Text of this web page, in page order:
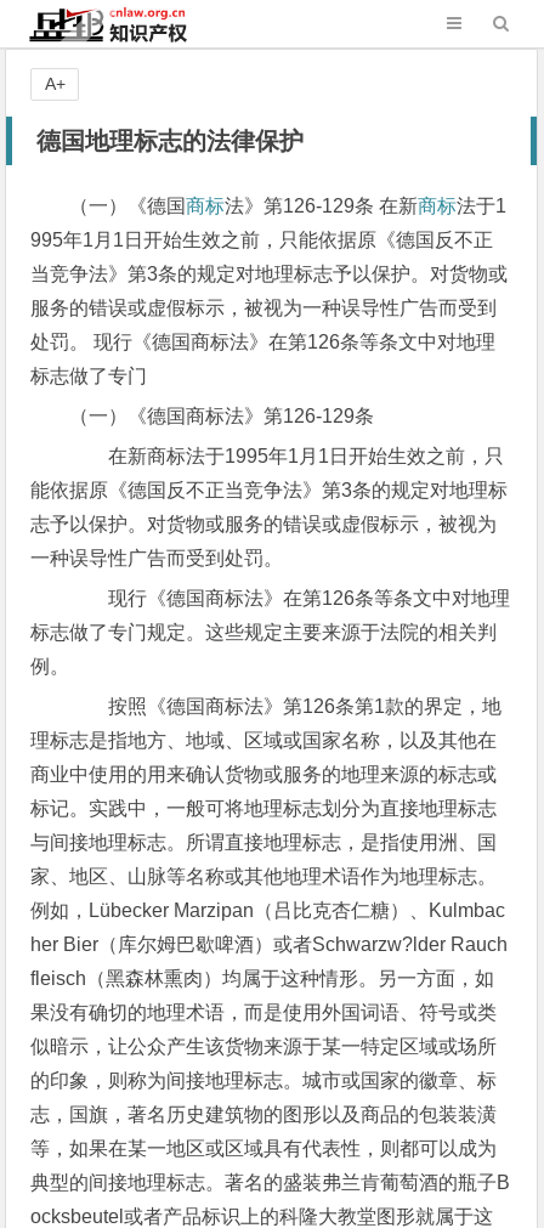
德国地理标志的法律保护
（一）《德国商标法》第126-129条 在新商标法于1
995年1月1日开始生效之前，只能依据原《德国反不正
当竞争法》第3条的规定对地理标志予以保护。对货物或
服务的错误或虚假标示，被视为一种误导性广告而受到
处罚。 现行《德国商标法》在第126条等条文中对地理
标志做了专门
（一）《德国商标法》第126-129条
在新商标法于1995年1月1日开始生效之前，只
能依据原《德国反不正当竞争法》第3条的规定对地理标
志予以保护。对货物或服务的错误或虚假标示，被视为
一种误导性广告而受到处罚。
现行《德国商标法》在第126条等条文中对地理
标志做了专门规定。这些规定主要来源于法院的相关判
例。
按照《德国商标法》第126条第1款的界定，地
理标志是指地方、地域、区域或国家名称，以及其他在
商业中使用的用来确认货物或服务的地理来源的标志或
标记。实践中，一般可将地理标志划分为直接地理标志
与间接地理标志。所谓直接地理标志，是指使用洲、国
家、地区、山脉等名称或其他地理术语作为地理标志。
例如，Lübecker Marzipan（吕比克杏仁糖）、Kulmbac
her Bier（库尔姆巴歇啤酒）或者Schwarzw?lder Rauch
fleisch（黑森林熏肉）均属于这种情形。另一方面，如
果没有确切的地理术语，而是使用外国词语、符号或类
似暗示，让公众产生该货物来源于某一特定区域或场所
的印象，则称为间接地理标志。城市或国家的徽章、标
志，国旗，著名历史建筑物的图形以及商品的包装装潢
等，如果在某一地区或区域具有代表性，则都可以成为
典型的间接地理标志。著名的盛装弗兰肯葡萄酒的瓶子B
ocksbeutel或者产品标识上的科隆大教堂图形就属于这
A+